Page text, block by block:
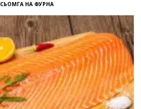
СЬОМГА НА ФУРНА